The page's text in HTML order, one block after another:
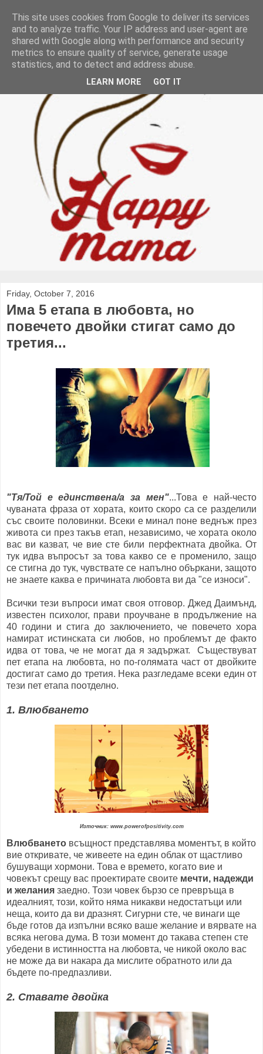
Friday, October 7, 2016
Има 5 етапа в любовта, но
повечето двойки стигат само до
третия...
"Тя/Той е единствена/а за мен"...Това е най-често
чуваната фраза от хората, които скоро са се разделили
със своите половинки. Всеки е минал поне веднъж през
живота си през такъв етап, независимо, че хората около
вас ви казват, че вие сте били перфектната двойка. От
тук идва въпросът за това какво се е променило, защо
се стигна до тук, чувствате се напълно объркани, защото
не знаете каква е причината любовта ви да "се износи".
Всички тези въпроси имат своя отговор. Джед Даимънд,
известен психолог, прави проучване в продължение на
40 години и стига до заключението, че повечето хора
намират истинската си любов, но проблемът де факто
идва от това, че не могат да я задържат. Съществуват
пет етапа на любовта, но по-голямата част от двойките
достигат само до третия. Нека разгледаме всеки един от
тези пет етапа поотделно.
1. Влюбването
Източник: www.powerofpositivity.com
Влюбването всъщност представлява моментът, в който
вие откривате, че живеете на един облак от щастливо
бушуващи хормони. Това е времето, когато вие и
човекът срещу вас проектирате своите мечти, надежди
и желания заедно. Този човек бързо се превръща в
идеалният, този, който няма никакви недостатъци или
неща, които да ви дразнят. Сигурни сте, че винаги ще
бъде готов да изпълни всяко ваше желание и вярвате на
всяка негова дума. В този момент до такава степен сте
убедени в истинността на любовта, че никой около вас
не може да ви накара да мислите обратното или да
бъдете по-предпазливи.
2. Ставате двойка
This site uses cookies from Google to deliver its services
and to analyze traffic. Your IP address and user-agent are
shared with Google along with performance and security
metrics to ensure quality of service, generate usage
statistics, and to detect and address abuse.
LEARN MORE GOT IT